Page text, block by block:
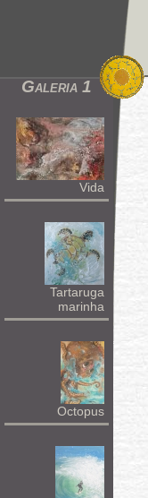
Galeria 1
Vida
Tartaruga
marinha
Octopus